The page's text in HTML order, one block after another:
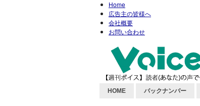
Home
広告主の皆様へ
会社概要
お問い合わせ
HOME バックナンバー